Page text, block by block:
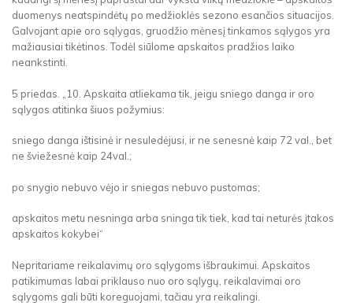
duomenys neatspindėtų po medžioklės sezono esančios situacijos.
Galvojant apie oro sąlygas, gruodžio mėnesį tinkamos sąlygos yra
mažiausiai tikėtinos. Todėl siūlome apskaitos pradžios laiko
neankstinti.
5 priedas. „10. Apskaita atliekama tik, jeigu sniego danga ir oro
sąlygos atitinka šiuos požymius:
sniego danga ištisinė ir nesuledėjusi, ir ne senesnė kaip 72 val., bet
ne šviežesnė kaip 24val.;
po snygio nebuvo vėjo ir sniegas nebuvo pustomas;
apskaitos metu nesninga arba sninga tik tiek, kad tai neturės įtakos
apskaitos kokybei“
Nepritariame reikalavimų oro sąlygoms išbraukimui. Apskaitos
patikimumas labai priklauso nuo oro sąlygų, reikalavimai oro
sąlygoms gali būti koreguojami, tačiau yra reikalingi.